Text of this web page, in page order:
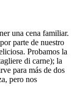
una cena familiar.
parte de nuestro
Probamos la
di carne); la
para más de dos
pero nos